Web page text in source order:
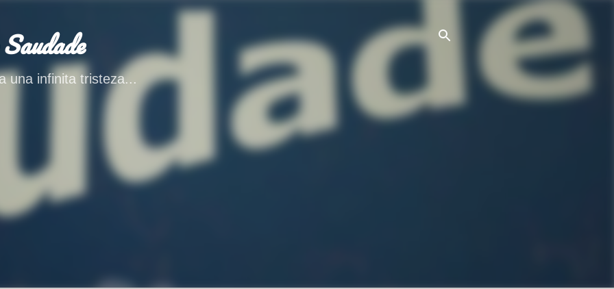
Ir al contenido principal
una infinita tristeza...